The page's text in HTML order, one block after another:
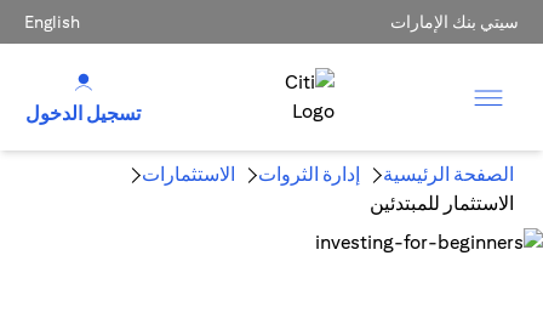
سيتي بنك الإمارات English
تسجيل الدخول
الصفحة الرئيسية إدارة الثروات
الاستثمارات
الاستثمار للمبتدئين